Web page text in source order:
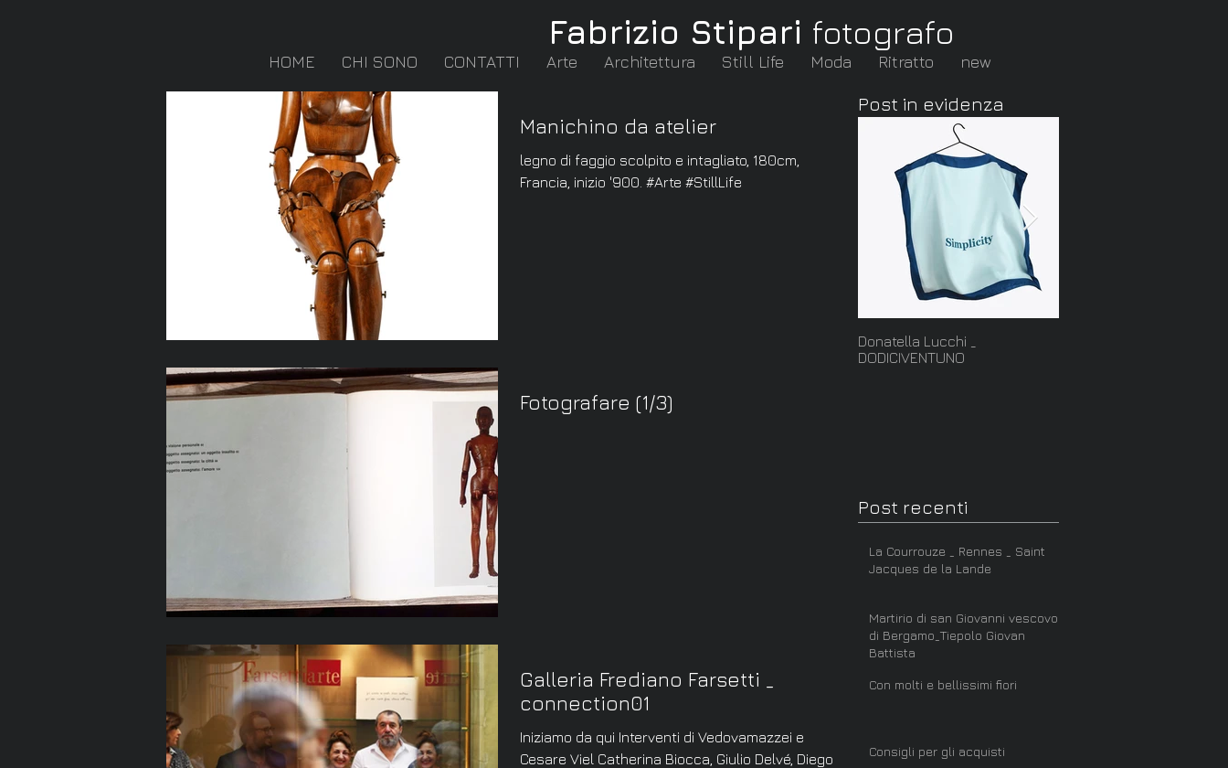
Fabrizio Stipari fotografo
HOME CHI SONO CONTATTI Arte Architettura Still Life Moda Ritratto new
Manichino da atelier
legno di faggio scolpito e intagliato, 180cm,
Francia, inizio '900. #Arte #StillLife
Fotografare (1/3)
Galleria Frediano Farsetti _
connection01
Iniziamo da qui Interventi di Vedovamazzei e
Cesare Viel Catherina Biocca, Giulio Delvé, Diego
Post in evidenza
Donatella Lucchi _
DODICIVENTUNO
Post recenti
La Courrouze _ Rennes _ Saint
Jacques de la Lande
Martirio di san Giovanni vescovo
di Bergamo_Tiepolo Giovan
Battista
Con molti e bellissimi fiori
Consigli per gli acquisti